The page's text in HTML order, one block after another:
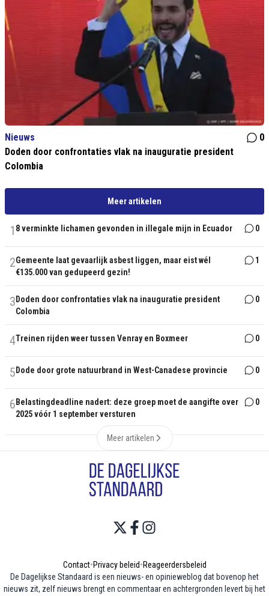
Nieuws
0
Doden door confrontaties vlak na inauguratie president
Colombia
Meer artikelen
1 8 verminkte lichamen gevonden in illegale mijn in Ecuador 0
2Gemeente laat gevaarlijk asbest liggen, maar eist wél
€135.000 van gedupeerd gezin!
1
3 Doden door confrontaties vlak na inauguratie president
Colombia
0
4Treinen rijden weer tussen Venray en Boxmeer 0
5 Dode door grote natuurbrand in West-Canadese provincie 0
6 Belastingdeadline nadert: deze groep moet de aangifte over
2025 vóór 1 september versturen
0
Meer artikelen
Contact•Privacy beleid•Reageerdersbeleid
De Dagelijkse Standaard is een nieuws- en opinieweblog dat bovenop het
nieuws zit, zelf nieuws brengt en commentaar en achtergronden levert bij het